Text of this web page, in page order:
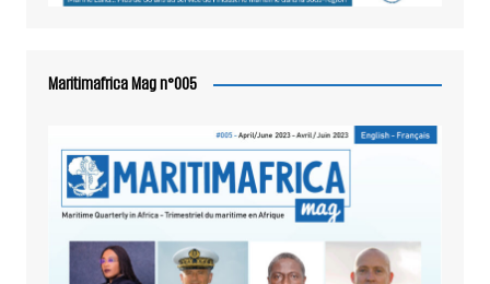
Maritimafrica Mag n°005